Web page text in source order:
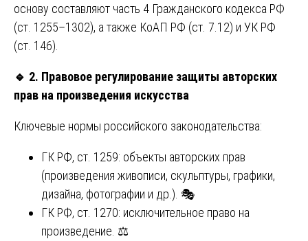
основу составляют часть 4 Гражданского кодекса РФ
(ст. 1255–1302), а также КоАП РФ (ст. 7.12) и УК РФ
(ст. 146).
🔹 2. Правовое регулирование защиты авторских
прав на произведения искусства
Ключевые нормы российского законодательства:
ГК РФ, ст. 1259: объекты авторских прав
(произведения живописи, скульптуры, графики,
дизайна, фотографии и др.). 🎭
ГК РФ, ст. 1270: исключительное право на
произведение. ⚖️